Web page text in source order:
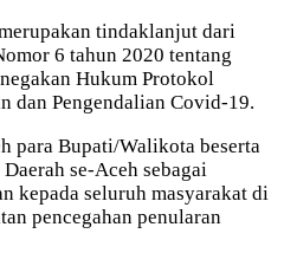
tindaklanjut dari
6 tahun 2020 tentang
Hukum Protokol
dan Pengendalian Covid-19.
para Bupati/Walikota beserta
se-Aceh sebagai
kepada seluruh masyarakat di
pencegahan penularan